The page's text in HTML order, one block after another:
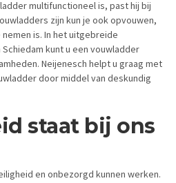
multifunctioneel is, past hij bij
zijn kun je ook opvouwen,
is. In het uitgebreide
kunt u een vouwladder
Neijenesch helpt u graag met
door middel van deskundig
staat bij ons
en onbezorgd kunnen werken.